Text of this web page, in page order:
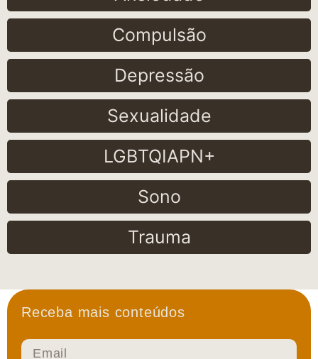
Compulsão
Depressão
Sexualidade
LGBTQIAPN+
Sono
Trauma
Receba mais conteúdos